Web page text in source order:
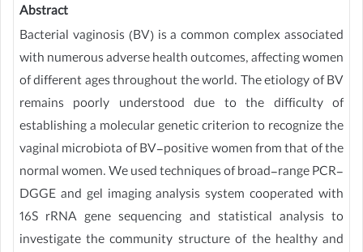
Abstract
Bacterial vaginosis (BV) is a common complex associated
with numerous adverse health outcomes, affecting women
of different ages throughout the world. The etiology of BV
remains poorly understood due to the difficulty of
establishing a molecular genetic criterion to recognize the
vaginal microbiota of BV-positive women from that of the
normal women. We used techniques of broad-range PCR-
DGGE and gel imaging analysis system cooperated with
16S rRNA gene sequencing and statistical analysis to
investigate the community structure of the healthy and